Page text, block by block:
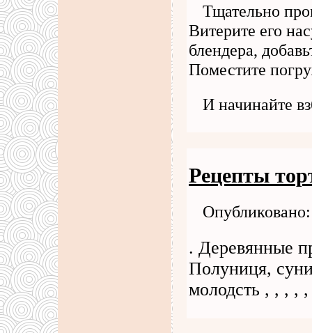
Тщательно
Витерите его
блендера,
Поместите
И начинайте
Рецепты
. Деревянные
Полуниця,
молодсть , , , ,